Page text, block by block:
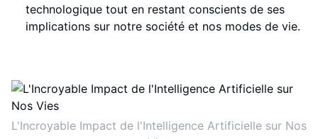
technologique tout en restant conscients de ses
implications sur notre société et nos modes de vie.
L'Incroyable Impact de l'Intelligence Artificielle sur Nos